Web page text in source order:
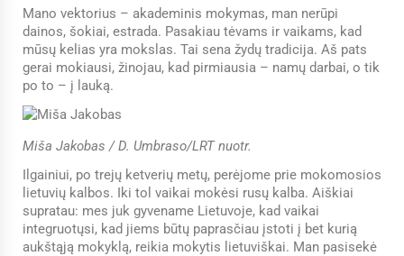
Mano vektorius – akademinis mokymas, man nerūpi
dainos, šokiai, estrada. Pasakiau tėvams ir vaikams, kad
mūsų kelias yra mokslas. Tai sena žydų tradicija. Aš pats
gerai mokiausi, žinojau, kad pirmiausia – namų darbai, o tik
po to – į lauką.
Miša Jakobas / D. Umbraso/LRT nuotr.
Ilgainiui, po trejų ketverių metų, perėjome prie mokomosios
lietuvių kalbos. Iki tol vaikai mokėsi rusų kalba. Aiškiai
supratau: mes juk gyvename Lietuvoje, kad vaikai
integruotųsi, kad jiems būtų paprasčiau įstoti į bet kurią
aukštąją mokyklą, reikia mokytis lietuviškai. Man pasisekė